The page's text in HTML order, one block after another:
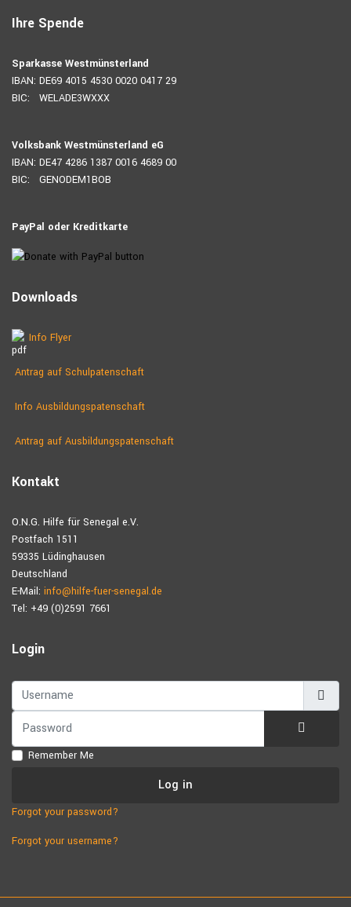
Ihre Spende
Sparkasse Westmünsterland
IBAN: DE69 4015 4530 0020 0417 29
BIC: WELADE3WXXX
Volksbank Westmünsterland eG
IBAN: DE47 4286 1387 0016 4689 00
BIC: GENODEM1BOB
PayPal oder Kreditkarte
Downloads
Info Flyer
Antrag auf Schulpatenschaft
Info Ausbildungspatenschaft
Antrag auf Ausbildungs­patenschaft
Kontakt
O.N.G. Hilfe für Senegal e.V.
Postfach 1511
59335 Lüdinghausen
Deutschland
E-Mail: info@hilfe-fuer-senegal.de
Tel: +49 (0)2591 7661
Login
Username
Password
Remember Me
Log in
Forgot your password?
Forgot your username?